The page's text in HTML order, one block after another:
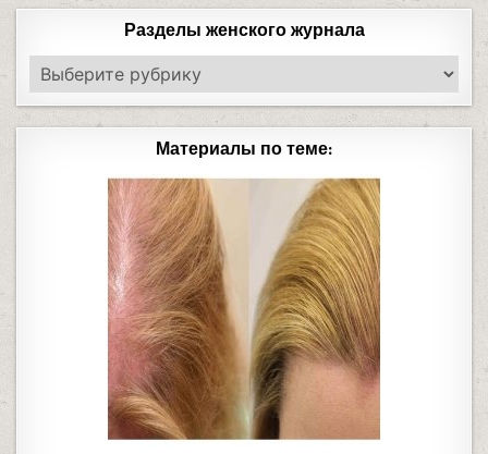
Разделы женского журнала
Материалы по теме: